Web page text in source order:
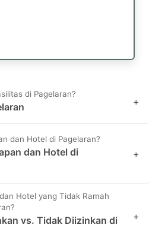
di Pagelaran?
+
dan Hotel di Pagelaran?
dan Hotel di
+
Hotel yang Tidak Ramah
vs. Tidak Diizinkan di
+